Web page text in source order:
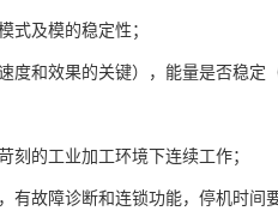
式及模的稳定性；
度和效果的关键），能量是否稳
刻的工业加工环境下连续工作；
有故障诊断和连锁功能，停机时间